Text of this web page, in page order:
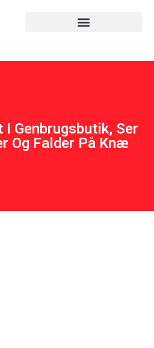
I Genbrugsbutik, Ser
Og Falder På Knæ